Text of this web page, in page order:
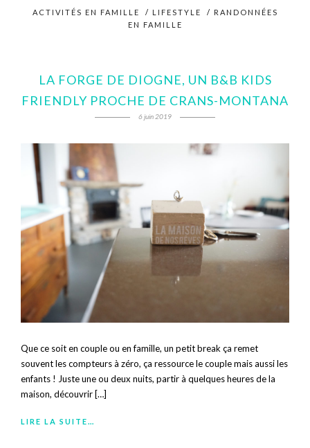
ACTIVITÉS EN FAMILLE / LIFESTYLE / RANDONNÉES
EN FAMILLE
LA FORGE DE DIOGNE, UN B&B KIDS
FRIENDLY PROCHE DE CRANS-MONTANA
6 juin 2019
Que ce soit en couple ou en famille, un petit break ça remet
souvent les compteurs à zéro, ça ressource le couple mais aussi les
enfants ! Juste une ou deux nuits, partir à quelques heures de la
maison, découvrir […]
LIRE LA SUITE…